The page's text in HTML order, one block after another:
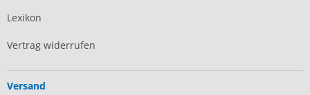
Lexikon
Vertrag widerrufen
Versand